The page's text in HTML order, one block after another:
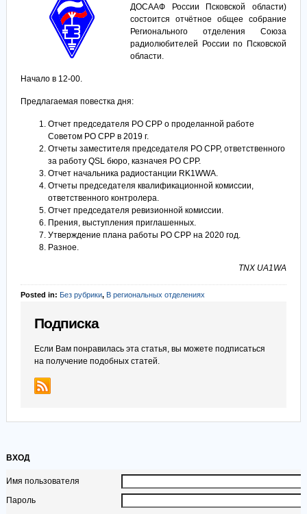
ДОСААФ России Псковской области)
состоится отчётное общее собрание
Регионального отделения Союза
радиолюбителей России по Псковской
области.
Начало в 12-00.
Предлагаемая повестка дня:
Отчет председателя РО СРР о проделанной работе
Советом РО СРР в 2019 г.
Отчеты заместителя председателя РО СРР, ответственного
за работу QSL бюро, казначея РО СРР.
Отчет начальника радиостанции RK1WWA.
Отчеты председателя квалификационной комиссии,
ответственного контролера.
Отчет председателя ревизионной комиссии.
Прения, выступления приглашенных.
Утверждение плана работы РО СРР на 2020 год.
Разное.
TNX UA1WA
Posted in: Без рубрики, В региональных отделениях
Подписка
Если Вам понравилась эта статья, вы можете подписаться
на получение подобных статей.
ВХОД
Имя пользователя
Пароль